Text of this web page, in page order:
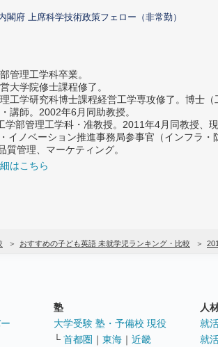
閣府 上席科学技術政策フェロー（非常勤）
管理工学科卒業。
大学院修士課程修了。
工学研究科博士課程経営工学専攻修了。博士（
講師。2002年6月同助教授。
部管理工学科・准教授。2011年4月同教授、現
イノベーション推進事務局参事官（インフラ・
管理、マーケティング。
はこちら
おすすめの子ども英語 未就学児ランキング・比較
塾
大学受験 塾・予備校 現役
└ 首都圏 ｜ 東海 ｜ 近畿
人
就
就